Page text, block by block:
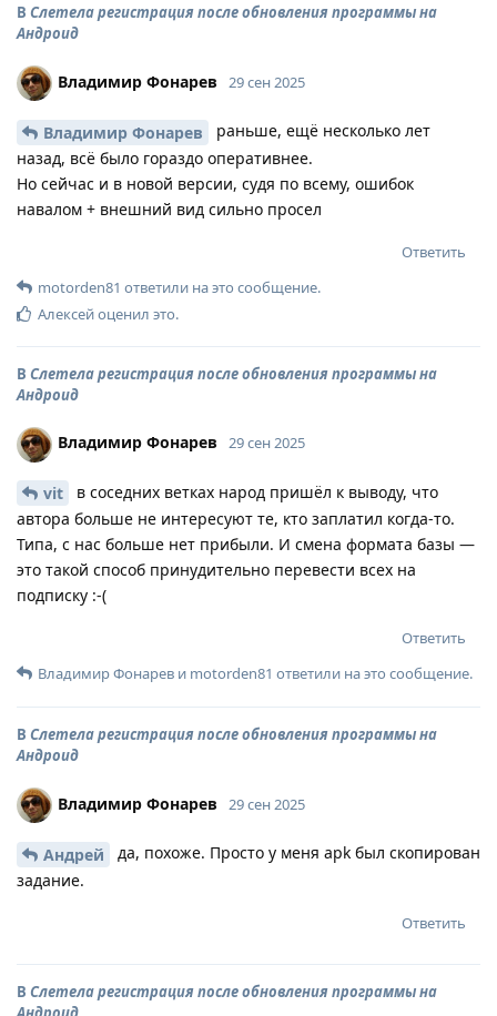
В Слетела регистрация после обновления программы на
Андроид
Владимир Фонарев 29 сен 2025
Владимир Фонарев
раньше, ещё несколько лет
назад, всё было гораздо оперативнее.
Но сейчас и в новой версии, судя по всему, ошибок
навалом + внешний вид сильно просел
Ответить
motorden81 ответили на это сообщение.
Алексейоценил это.
В Слетела регистрация после обновления программы на
Андроид
Владимир Фонарев 29 сен 2025
vit
в соседних ветках народ пришёл к выводу, что
автора больше не интересуют те, кто заплатил когда-то.
Типа, с нас больше нет прибыли. И смена формата базы —
это такой способ принудительно перевести всех на
подписку :-(
Ответить
Владимир Фонарев и motorden81 ответили на это сообщение.
В Слетела регистрация после обновления программы на
Андроид
Владимир Фонарев 29 сен 2025
Андрей
да, похоже. Просто у меня apk был скопирован
задание.
Ответить
В Слетела регистрация после обновления программы на